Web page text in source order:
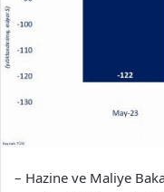
– Hazine ve Maliye